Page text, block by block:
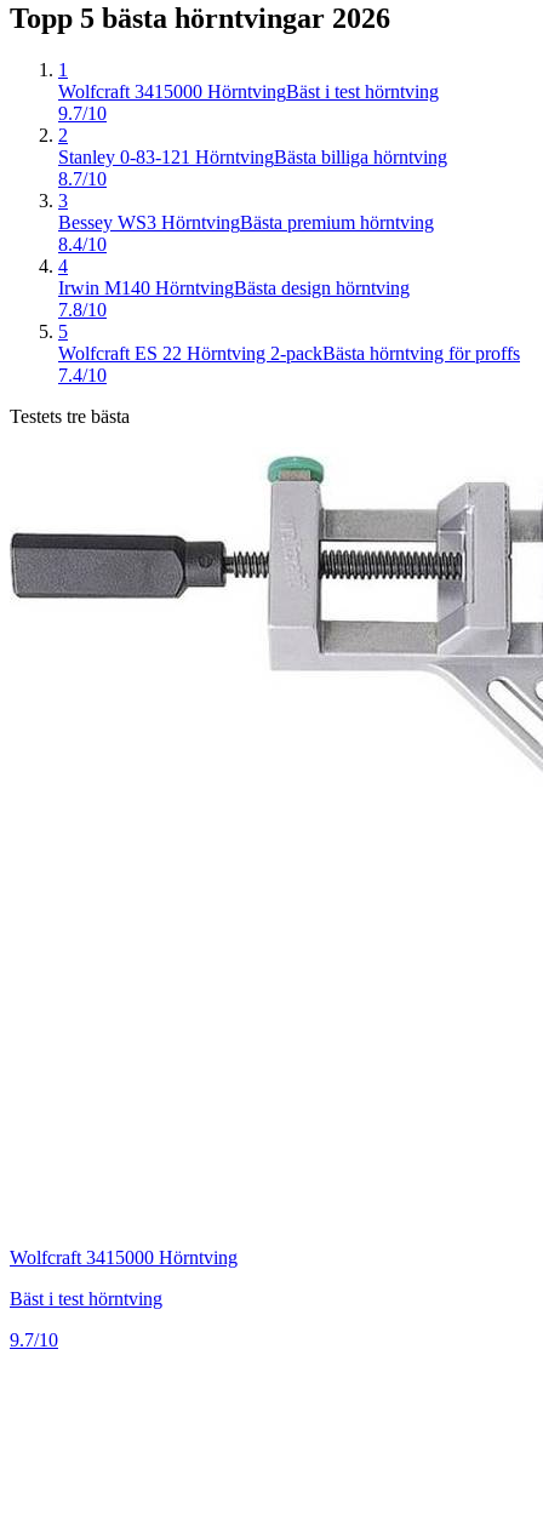
Topp 5 bästa hörntvingar 2026
1
Wolfcraft 3415000 HörntvingBäst i test hörntving
9.7/10
2
Stanley 0-83-121 HörntvingBästa billiga hörntving
8.7/10
3
Bessey WS3 HörntvingBästa premium hörntving
8.4/10
4
Irwin M140 HörntvingBästa design hörntving
7.8/10
5
Wolfcraft ES 22 Hörntving 2-packBästa hörntving för proffs
7.4/10
Testets tre bästa
Wolfcraft 3415000 Hörntving
Bäst i test hörntving
9.7/10